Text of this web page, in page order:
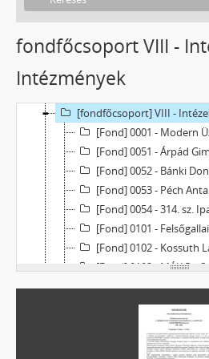
fondfőcsoport VIII -
Intézmények
[Levéltár] Tatabánya Megyei
[fondfőcsoport] V -
[fondfőcsoport] VIII -
[Fond] 0001 - Modern Üzleti
[Fond] 0051 - Árpád
[Fond] 0052 - Bánki Donát
[Fond] 0053 - Péch Antal Műszaki
[Fond] 0054 - 314. sz. Ipari
[Fond] 0101 - Felsőgallai
[Fond] 0102 - Kossuth Lajos Általános
[Fond] 0103 - MÁK Rt.
[Fond] 0104 -
[Fond] 0105 - Petőfi Sándor Általános
[Fond] 0106 - Arany János
[Fond] 0107 - Táncsics Mihály Általános iskola